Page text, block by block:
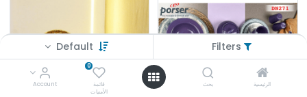
Filters
Default
الرئيسية بحث
0
قائمة
الأمنيات
Account